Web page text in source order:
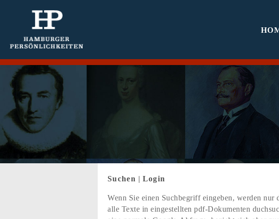
Suchen | Login
Wenn Sie einen Suchbegriff eingeben, werden
alle Texte in eingestellten pdf-Dokumenten